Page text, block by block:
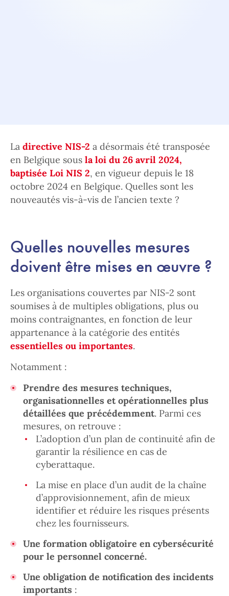
La directive NIS-2 a désormais été transposée
en Belgique sous la loi du 26 avril 2024,
baptisée Loi NIS 2, en vigueur depuis le 18
octobre 2024 en Belgique. Quelles sont les
nouveautés vis-à-vis de l’ancien texte ?
Quelles nouvelles mesures
doivent être mises en œuvre ?
Les organisations couvertes par NIS-2 sont
soumises à de multiples obligations, plus ou
moins contraignantes, en fonction de leur
appartenance à la catégorie des entités
essentielles ou importantes.
Notamment :
Prendre des mesures techniques,
organisationnelles et opérationnelles plus
détaillées que précédemment. Parmi ces
mesures, on retrouve :
L’adoption d’un plan de continuité afin de
garantir la résilience en cas de
cyberattaque.
La mise en place d’un audit de la chaîne
d’approvisionnement, afin de mieux
identifier et réduire les risques présents
chez les fournisseurs.
Une formation obligatoire en cybersécurité
pour le personnel concerné.
Une obligation de notification des incidents
importants :